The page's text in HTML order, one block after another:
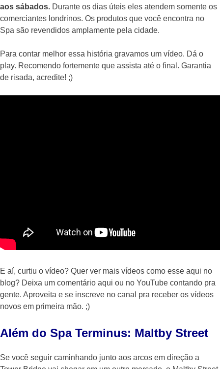
aos sábados. Durante os dias úteis eles atendem somente os
comerciantes londrinos. Os produtos que você encontra no
Spa são revendidos amplamente pela cidade.
Para contar melhor essa história gravamos um vídeo. Dá o
play. Recomendo fortemente que assista até o final. Garantia
de risada, acredite! ;)
E aí, curtiu o vídeo? Quer ver mais vídeos como esse aqui no
blog? Deixa um comentário aqui ou no YouTube contando pra
gente. Aproveita e se inscreve no canal pra receber os vídeos
novos em primeira mão. ;)
Além do Spa Terminus: Maltby Street
Se você seguir caminhando junto aos arcos em direção a